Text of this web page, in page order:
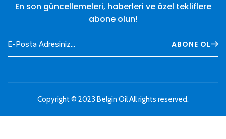
En son güncellemeleri, haberleri ve özel tekliflere
abone olun!
ABONE OL
Copyright © 2023 Belgin OilAll rights reserved.